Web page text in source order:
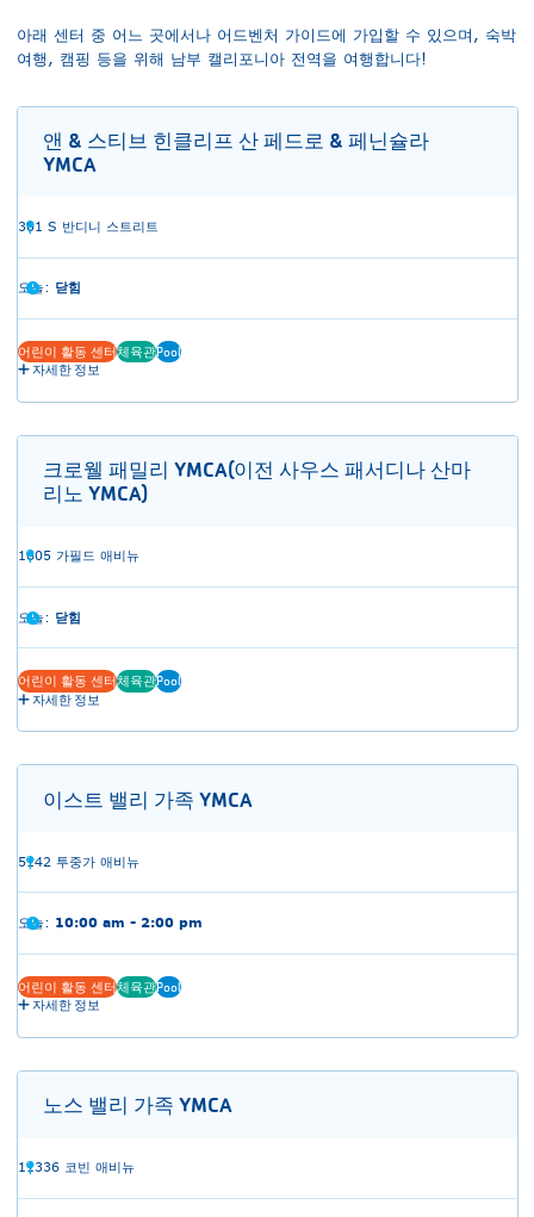
아래 센터 중 어느 곳에서나 어드벤처 가이드에 가입할 수 있으며, 숙박
여행, 캠핑 등을 위해 남부 캘리포니아 전역을 여행합니다!
앤 & 스티브 힌클리프 산 페드로 & 페닌슐라
YMCA
301 S 반디니 스트리트
오늘: 닫힘
어린이 활동 센터체육관Pool
자세한 정보
크로웰 패밀리 YMCA(이전 사우스 패서디나 산마
리노 YMCA)
1605 가필드 애비뉴
오늘: 닫힘
어린이 활동 센터체육관Pool
자세한 정보
이스트 밸리 가족 YMCA
5142 투중가 애비뉴
오늘: 10:00 am - 2:00 pm
어린이 활동 센터체육관Pool
자세한 정보
노스 밸리 가족 YMCA
11336 코빈 애비뉴